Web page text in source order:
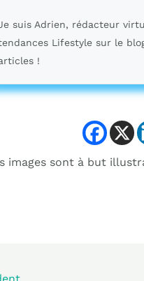
suis Adrien, rédacteur
Lifestyle sur le
!
images sont à but